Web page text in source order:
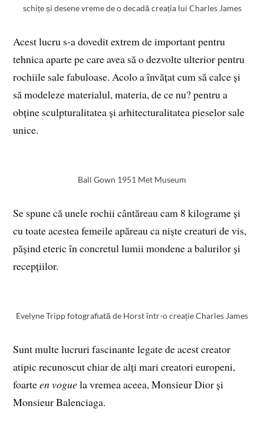
schițe și desene vreme de o decadă creația lui Charles James
Acest lucru s-a dovedit extrem de important pentru
tehnica aparte pe care avea să o dezvolte ulterior pentru
rochiile sale fabuloase. Acolo a învățat cum să calce și
să modeleze materialul, materia, de ce nu? pentru a
obține sculpturalitatea și arhitecturalitatea pieselor sale
unice.
Ball Gown 1951 Met Museum
Se spune că unele rochii cântăreau cam 8 kilograme și
cu toate acestea femeile apăreau ca niște creaturi de vis,
pășind eteric în concretul lumii mondene a balurilor și
recepțiilor.
Evelyne Tripp fotografiată de Horst într-o creație Charles James
Sunt multe lucruri fascinante legate de acest creator
atipic recunoscut chiar de alți mari creatori europeni,
foarteen voguela vremea aceea, Monsieur Dior și
Monsieur Balenciaga.